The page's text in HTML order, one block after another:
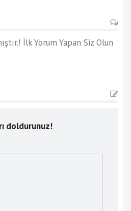
İlk Yorum Yapan Siz Olun
doldurunuz!